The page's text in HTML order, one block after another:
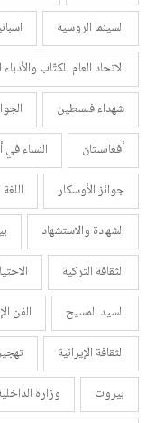
السينما الروسية
الاتحاد العام للكتّاب
شهداء فلسطين
أفغانستان
النساء في
جوائز الأوسكار
الشهادة والاستشهاد
الثقافة التركية
السيد المسيح
الفن
الثقافة الإيرانية
بيروت
وزارة